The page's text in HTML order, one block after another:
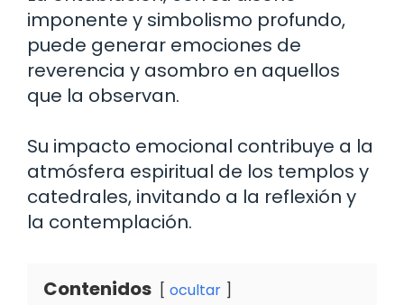
imponente y simbolismo profundo,
puede generar emociones de
reverencia y asombro en aquellos
que la observan.
Su impacto emocional contribuye a la
atmósfera espiritual de los templos y
catedrales, invitando a la reflexión y
la contemplación.
Contenidos ocultar